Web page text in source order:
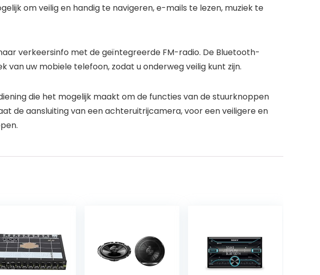
om veilig en handig te navigeren, e-mails te lezen, muziek te
verkeersinfo met de geïntegreerde FM-radio. De Bluetooth-
uw mobiele telefoon, zodat u onderweg veilig kunt zijn.
die het mogelijk maakt om de functies van de stuurknoppen
de aansluiting van een achteruitrijcamera, voor een veiligere en